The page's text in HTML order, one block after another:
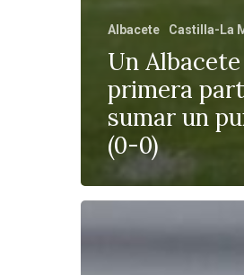
Albacete Castilla-La
Un
primera
sumar un
(0-0)